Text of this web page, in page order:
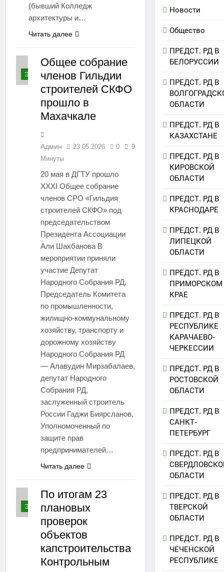
(бывший Колледж
архитектуры и…
Читать далее
ЭКОНОМИКА
Общее собрание
членов Гильдии
строителей СКФО
прошло в
Махачкале
Админ 23.05.2026 0
9
Минуты
20 мая в ДГТУ прошло
XXXI Общее собрание
членов СРО «Гильдия
строителей СКФО» под
председательством
Президента Ассоциации
Али Шахбанова В
мероприятии приняли
участие Депутат
Народного Собрания РД,
Председатель Комитета
по промышленности,
жилищно-коммунальному
хозяйству, транспорту и
дорожному хозяйству
Народного Собрания РД
— Алавудин Мирзабалаев,
депутат Народного
Собрания РД,
заслуженный строитель
России Гаджи Биярсланов,
Уполномоченный по
защите прав
предпринимателей…
Читать далее
ЭКОНОМИКА
По итогам 23
плановых
проверок
объектов
капстроительства
Контрольным
Новости
Общество
ПРЕДСТ. РД В
БЕЛОРУССИИ
ПРЕДСТ. РД В
ОБЛАСТИ
ПРЕДСТ. РД В
КАЗАХСТАНЕ
ПРЕДСТ. РД В
КИРОВСКОЙ
ОБЛАСТИ
ПРЕДСТ. РД В
КРАСНОДАРЕ
ПРЕДСТ. РД В
ЛИПЕЦКОЙ
ОБЛАСТИ
ПРЕДСТ. РД В
ПРИМОРСКОМ
КРАЕ
ПРЕДСТ. РД В
РЕСПУБЛИКЕ
КАРАЧАЕВО-
ЧЕРКЕССИИ
ПРЕДСТ. РД В
РОСТОВСКОЙ
ОБЛАСТИ
ПРЕДСТ. РД В
САНКТ-
ПЕТЕРБУРГ
ПРЕДСТ. РД В
ОБЛАСТИ
ПРЕДСТ. РД В
ТВЕРСКОЙ
ОБЛАСТИ
ПРЕДСТ. РД В
ЧЕЧЕНСКОЙ
РЕСПУБЛИКЕ